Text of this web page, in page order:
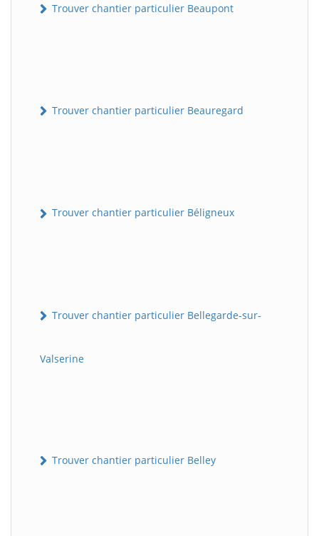
Trouver chantier particulier Beaupont
Trouver chantier particulier Beauregard
Trouver chantier particulier Béligneux
Trouver chantier particulier Bellegarde-sur-
Valserine
Trouver chantier particulier Belley